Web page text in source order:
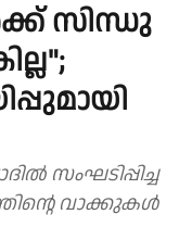
സിന്ധു
സംഘടിപ്പിച്ച
വാക്കുകൾ